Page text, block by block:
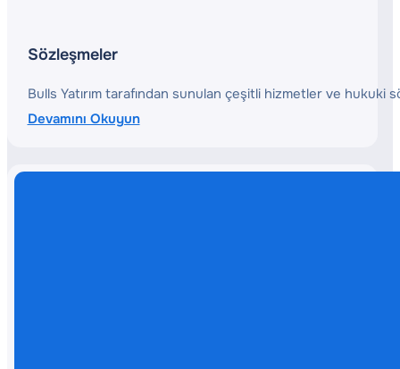
Sözleşmeler
Bulls Yatırım tarafından sunulan çeşitli hizmetler ve hukuki
Devamını Okuyun